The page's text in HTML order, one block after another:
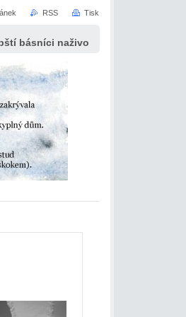
básníci naživo
RSS Tisk